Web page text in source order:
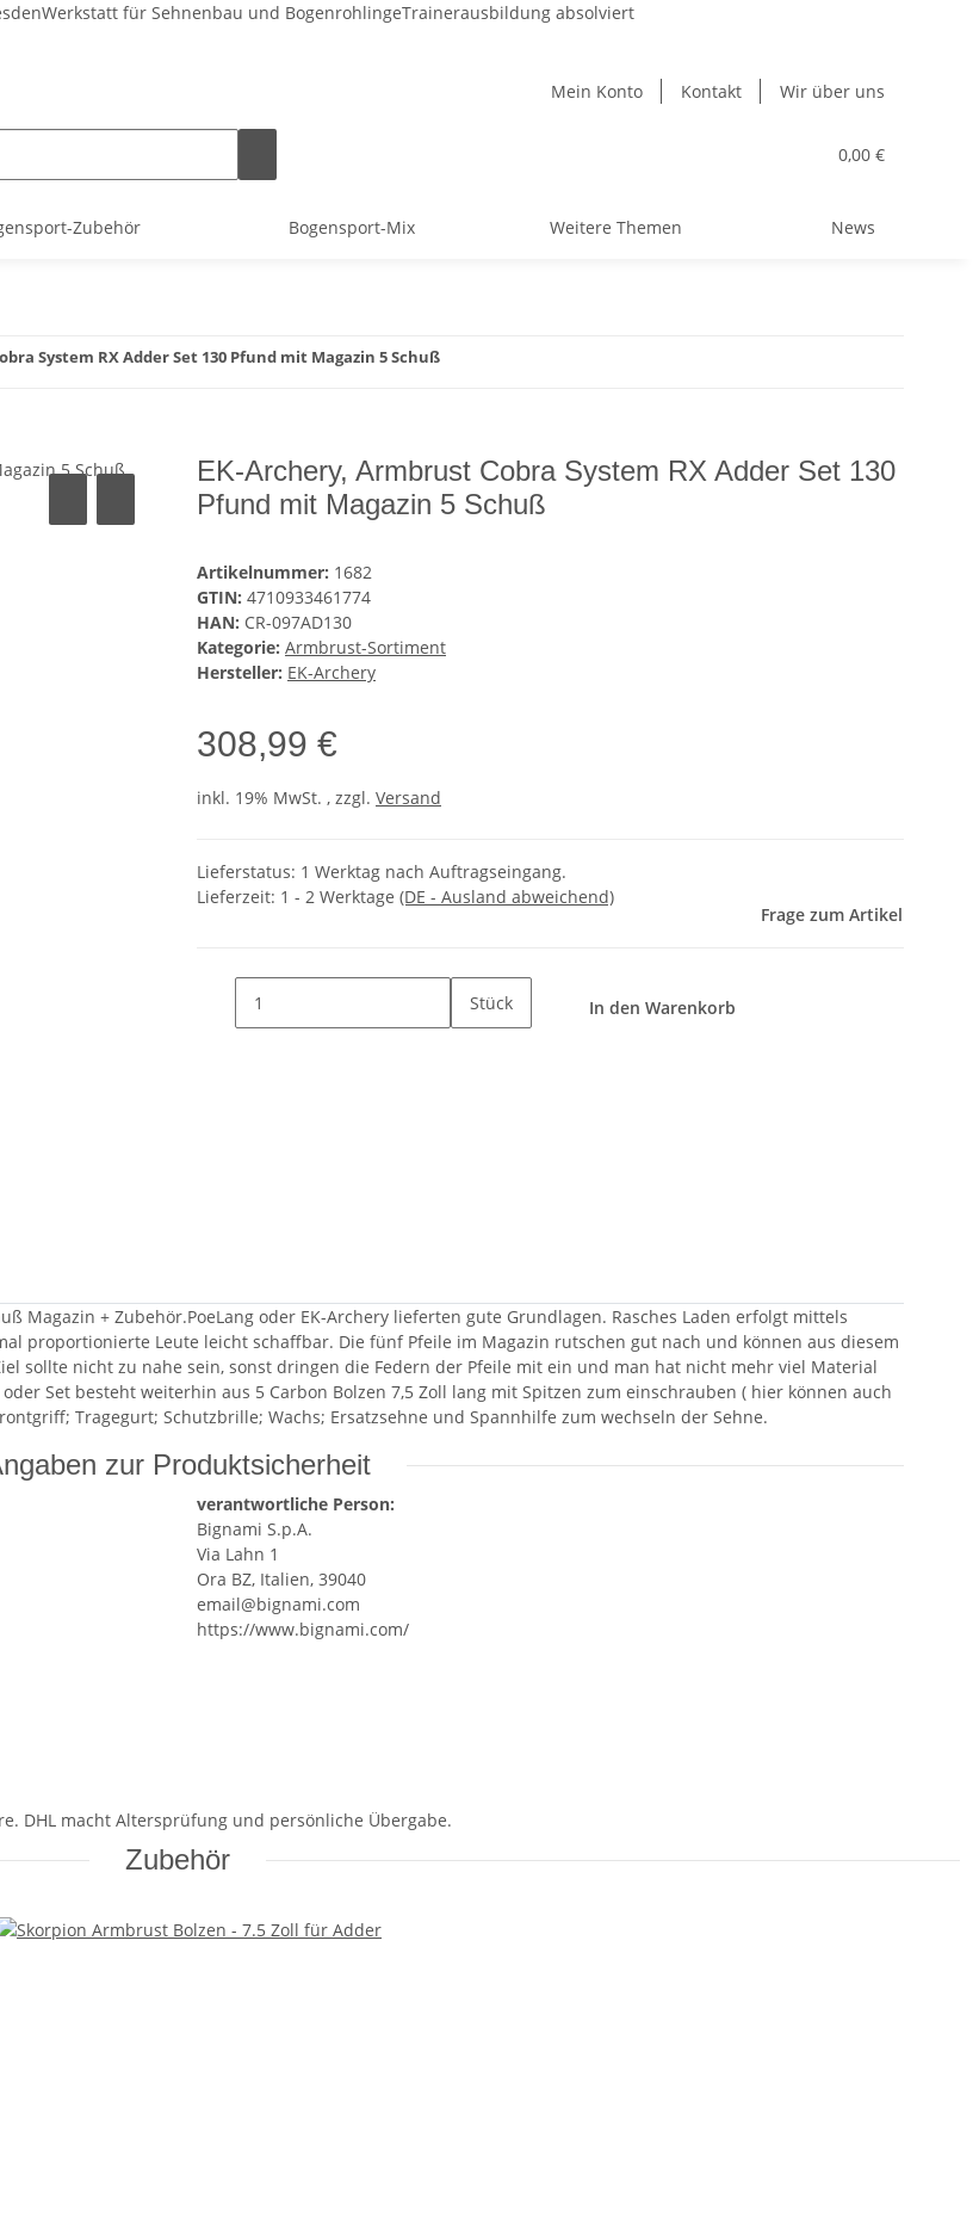
Werkstatt für Sehnenbau und BogenrohlingeTrainerausbildung absolviert
Mein Konto Kontakt Wir über uns
0,00 €
Zubehör Bogensport-Mix Weitere Themen News
System RX Adder Set 130 Pfund mit Magazin 5 Schuß
EK-Archery, Armbrust Cobra System RX Adder Set 130
Pfund mit Magazin 5 Schuß
Artikelnummer: 1682
GTIN: 4710933461774
HAN: CR-097AD130
Kategorie: Armbrust-Sortiment
Hersteller: EK-Archery
308,99 €
inkl. 19% MwSt. , zzgl. Versand
Lieferstatus: 1 Werktag nach Auftragseingang.
Lieferzeit: 1 - 2 Werktage (DE - Ausland abweichend)
Frage zum Artikel
Stück In den Warenkorb
Magazin + Zubehör.PoeLang oder EK-Archery lieferten gute Grundlagen. Rasches Laden erfolgt mittels
proportionierte Leute leicht schaffbar. Die fünf Pfeile im Magazin rutschen gut nach und können aus diesem
sollte nicht zu nahe sein, sonst dringen die Federn der Pfeile mit ein und man hat nicht mehr viel Material
Set besteht weiterhin aus 5 Carbon Bolzen 7,5 Zoll lang mit Spitzen zum einschrauben ( hier können auch
Tragegurt; Schutzbrille; Wachs; Ersatzsehne und Spannhilfe zum wechseln der Sehne.
zur Produktsicherheit
verantwortliche Person:
Bignami S.p.A.
Via Lahn 1
Ora BZ, Italien, 39040
email@bignami.com
https://www.bignami.com/
DHL macht Altersprüfung und persönliche Übergabe.
Zubehör